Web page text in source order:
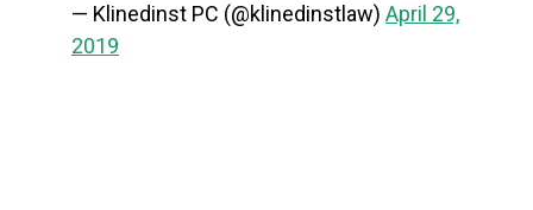
— Klinedinst PC (@klinedinstlaw) April 29,
2019